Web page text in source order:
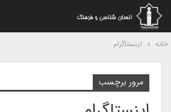
اینستاگرام
مرور برچسب